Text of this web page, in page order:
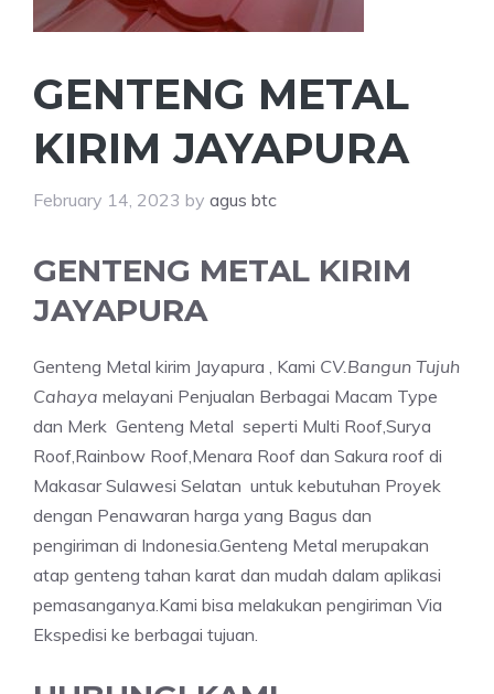
GENTENG METAL
KIRIM JAYAPURA
February 14, 2023 by agus btc
GENTENG METAL KIRIM
JAYAPURA
Genteng Metal kirim Jayapura , Kami CV.Bangun Tujuh
Cahaya melayani Penjualan Berbagai Macam Type
dan Merk Genteng Metal seperti Multi Roof,Surya
Roof,Rainbow Roof,Menara Roof dan Sakura roof di
Makasar Sulawesi Selatan untuk kebutuhan Proyek
dengan Penawaran harga yang Bagus dan
pengiriman di Indonesia.Genteng Metal merupakan
atap genteng tahan karat dan mudah dalam aplikasi
pemasanganya.Kami bisa melakukan pengiriman Via
Ekspedisi ke berbagai tujuan.